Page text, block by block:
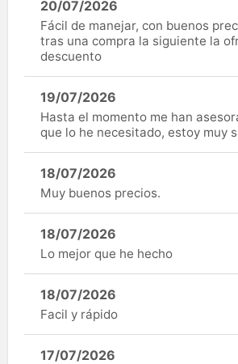
20/07/2026
Fácil de manejar, con buenos
tras una compra la siguiente la
descuento
19/07/2026
Hasta el momento me han
que lo he necesitado, estoy muy
18/07/2026
Muy buenos precios.
18/07/2026
Lo mejor que he hecho
18/07/2026
Facil y rápido
17/07/2026